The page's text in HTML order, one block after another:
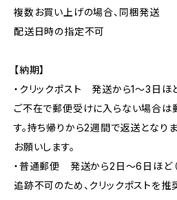
複数お買い上げの場合、同梱発送
配送日時の指定不可
【納期】
・クリックポスト 発送から1〜3日ほ
ご不在で郵便受けに入らない場合は
す。持ち帰りから2週間で返送となり
お願いします。
・普通郵便 発送から2日〜6日ほど（
追跡不可のため、クリックポストを推